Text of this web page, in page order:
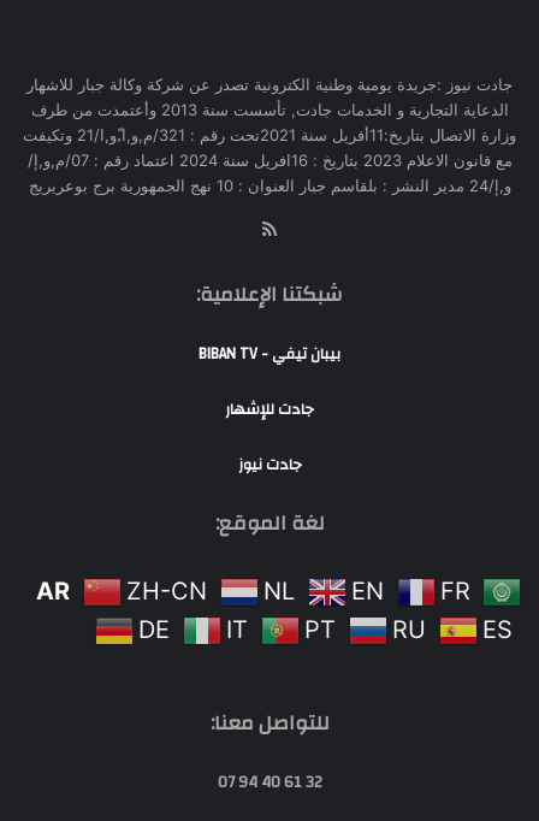
جادت نيوز :جريدة يومية وطنية الكترونية تصدر عن شركة وكالة جبار للاشهار
الدعاية التجارية و الخدمات جادت, تأسست سنة 2013 وأعتمدت من طرف
وزارة الاتصال بتاريخ:11أفريل سنة 2021تحت رقم : 321/م,و,ا,ّو,ا/21 وتكيفت
مع قانون الاعلام 2023 بتاريخ : 16افريل سنة 2024 اعتماد رقم : 07/م,و,إ/
و,إ/24 مدير النشر : بلقاسم جبار العنوان : 10 نهج الجمهورية برج بوعريريج
شبكتنا الإعلامية:
بيبان تيفي - BIBAN TV
جادت للإشهار
جادت نيوز
لغة الموقع:
AR ZH-CN NL EN
FR
DE
IT PT RU ES
للتواصل معنا:
32 61 40 94 07